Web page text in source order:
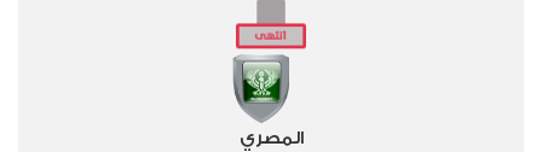
المصري